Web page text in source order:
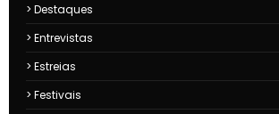
Destaques
Entrevistas
Estreias
Festivais